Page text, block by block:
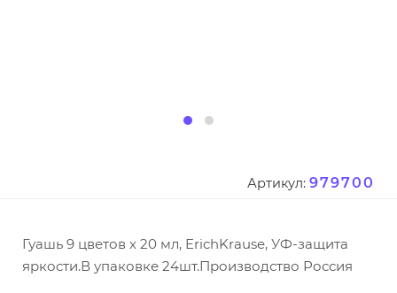
Артикул: 979700
Гуашь 9 цветов х 20 мл, ErichKrause, УФ-защита
яркости.В упаковке 24шт.Производство Россия